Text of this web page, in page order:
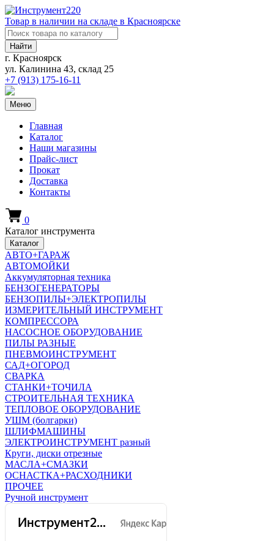
Товар в наличии на складе в Красноярске
Найти
г. Красноярск
ул. Калинина 43, склад 25
+7 (913) 175-16-11
Меню
Главная
Каталог
Наши магазины
Прайс-лист
Прокат
Доставка
Контакты
0
Каталог инструмента
Каталог
АВТО+ГАРАЖ
АВТОМОЙКИ
Аккумуляторная техника
БЕНЗОГЕНЕРАТОРЫ
БЕНЗОПИЛЫ+ЭЛЕКТРОПИЛЫ
ИЗМЕРИТЕЛЬНЫЙ ИНСТРУМЕНТ
КОМПРЕССОРА
НАСОСНОЕ ОБОРУДОВАНИЕ
ПИЛЫ РАЗНЫЕ
ПНЕВМОИНСТРУМЕНТ
САД+ОГОРОД
СВАРКА
СТАНКИ+ТОЧИЛА
СТРОИТЕЛЬНАЯ ТЕХНИКА
ТЕПЛОВОЕ ОБОРУДОВАНИЕ
УШМ (болгарки)
ШЛИФМАШИНЫ
ЭЛЕКТРОИНСТРУМЕНТ разный
Круги, диски отрезные
МАСЛА+СМАЗКИ
ОСНАСТКА+РАСХОДНИКИ
ПРОЧЕЕ
Ручной инструмент